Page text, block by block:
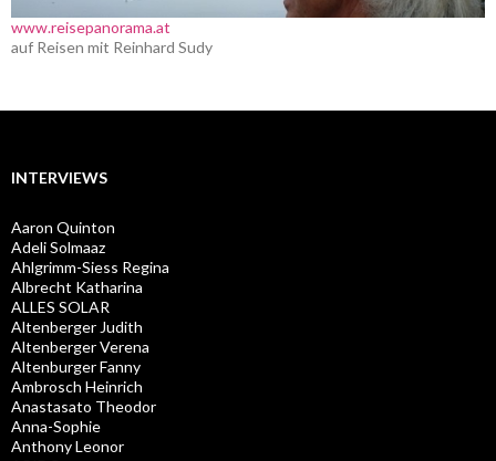
www.reisepanorama.at
auf Reisen mit Reinhard Sudy
INTERVIEWS
Aaron Quinton
Adeli Solmaaz
Ahlgrimm-Siess Regina
Albrecht Katharina
ALLES SOLAR
Altenberger Judith
Altenberger Verena
Altenburger Fanny
Ambrosch Heinrich
Anastasato Theodor
Anna-Sophie
Anthony Leonor